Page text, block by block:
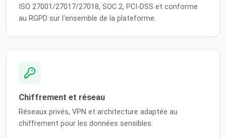
ISO 27001/27017/27018, SOC 2, PCI-DSS et conforme
au RGPD sur l'ensemble de la plateforme.
Chiffrement et réseau
Réseaux privés, VPN et architecture adaptée au
chiffrement pour les données sensibles.